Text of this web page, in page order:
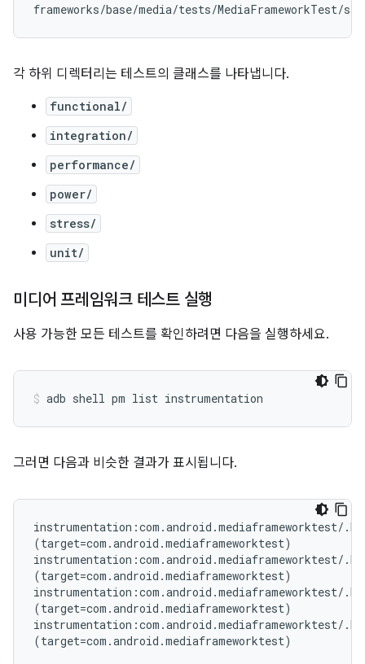
각 하위 디렉터리는 테스트의 클래스를 나타냅니다.
functional/
integration/
performance/
power/
stress/
unit/
미디어 프레임워크 테스트 실행
사용 가능한 모든 테스트를 확인하려면 다음을 실행하세요.
그러면 다음과 비슷한 결과가 표시됩니다.
instrumentation:com.android.mediaframeworktest/
(target=com.android.mediaframeworktest)
instrumentation:com.android.mediaframeworktest/
(target=com.android.mediaframeworktest)
instrumentation:com.android.mediaframeworktest/
(target=com.android.mediaframeworktest)
instrumentation:com.android.mediaframeworktest/